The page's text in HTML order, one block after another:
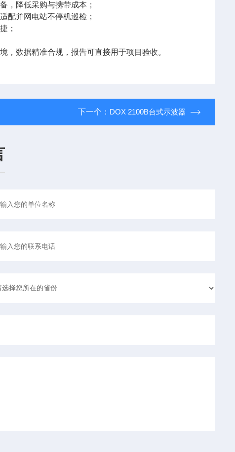
，降低采购与携带成本；
配并网电站不停机巡检；
；
，数据精准合规，报告可直接用于项目验收。
下一个： DOX 2100B台式示波器